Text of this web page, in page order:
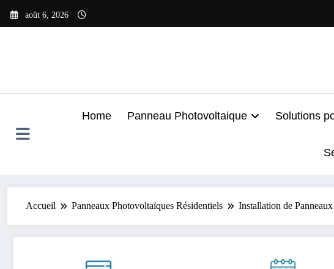
août 6, 2026
Home Panneau Photovoltaique Solutions
Accueil Panneaux Photovoltaïques Résidentiels Installation de Panneaux